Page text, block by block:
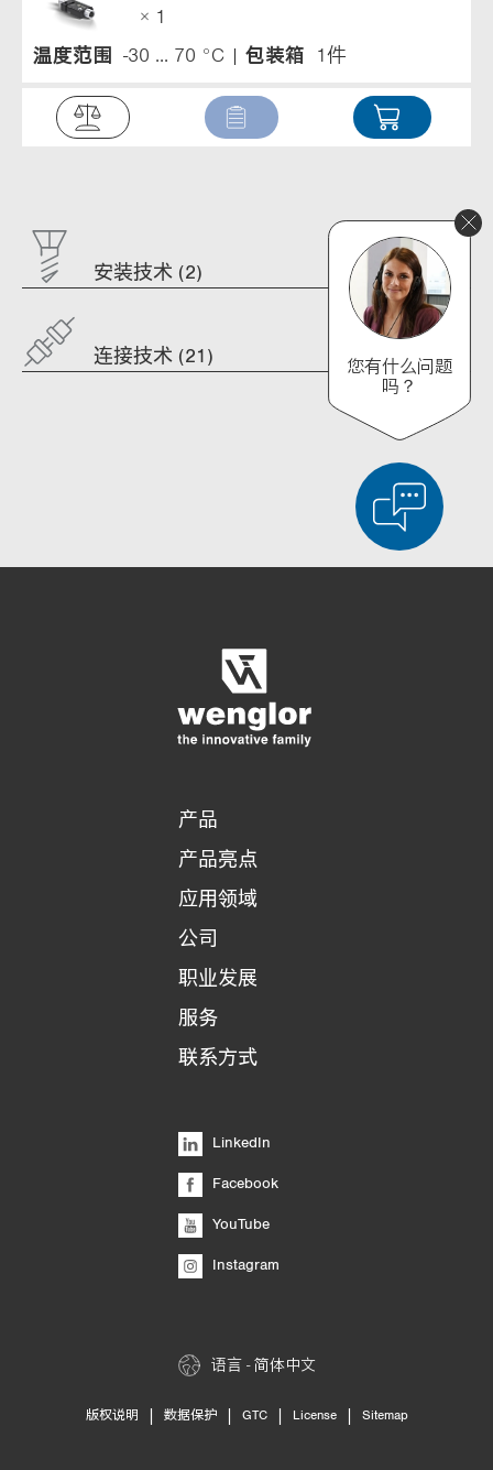
× 1
温度范围
-30 ... 70 °C 包装箱 1件
安装技术 (2)
连接技术 (21)
您有什么问题
吗？
产品
产品亮点
应用领域
公司
职业发展
服务
联系方式
LinkedIn
Facebook
YouTube
Instagram
语言 - 简体中文
版权说明 | 数据保护 | GTC | License | Sitemap